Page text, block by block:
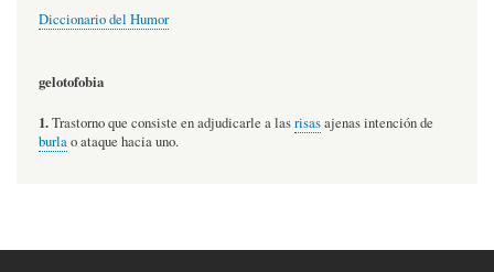
Diccionario del Humor
gelotofobia
1.Trastorno que consiste en adjudicarle a lasrisasajenas intención de
burlao ataque hacia uno.